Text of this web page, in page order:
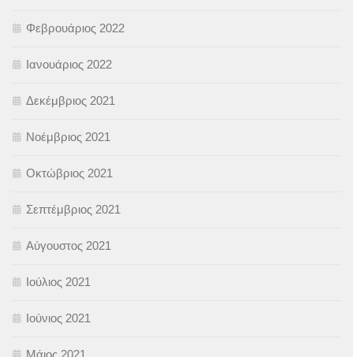
Φεβρουάριος 2022
Ιανουάριος 2022
Δεκέμβριος 2021
Νοέμβριος 2021
Οκτώβριος 2021
Σεπτέμβριος 2021
Αύγουστος 2021
Ιούλιος 2021
Ιούνιος 2021